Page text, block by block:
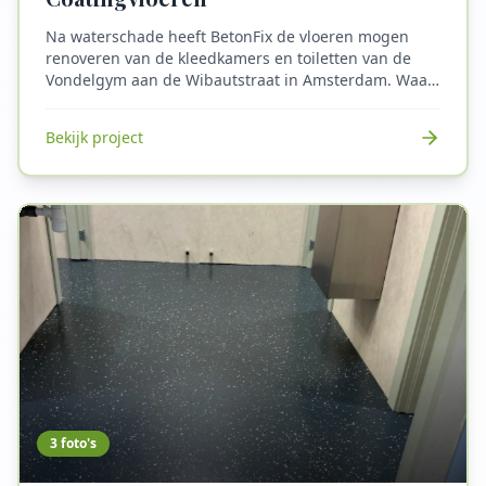
Na waterschade heeft BetonFix de vloeren mogen
renoveren van de kleedkamers en toiletten van de
Vondelgym aan de Wibautstraat in Amsterdam. Waar
zijn slijtvast en bestand tegen intensief gebruik,
en gewichten, maar zijn tevens ook hygiënisch en
waterdicht. De anti-slip afwerking vermindert de kans
op uitglijden.
Bekijk project
3foto's